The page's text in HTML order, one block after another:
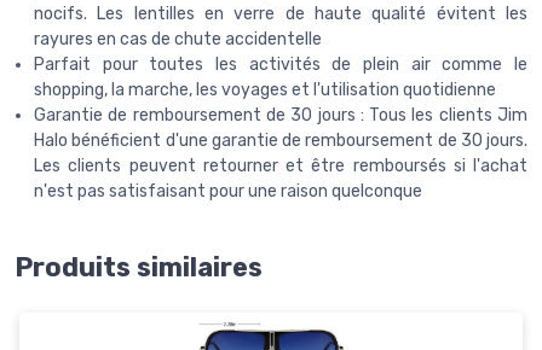
nocifs. Les lentilles en verre de haute qualité évitent les
rayures en cas de chute accidentelle
Parfait pour toutes les activités de plein air comme le
shopping, la marche, les voyages et l'utilisation quotidienne
Garantie de remboursement de 30 jours : Tous les clients Jim
Halo bénéficient d'une garantie de remboursement de 30 jours.
Les clients peuvent retourner et être remboursés si l'achat
n'est pas satisfaisant pour une raison quelconque
Produits similaires